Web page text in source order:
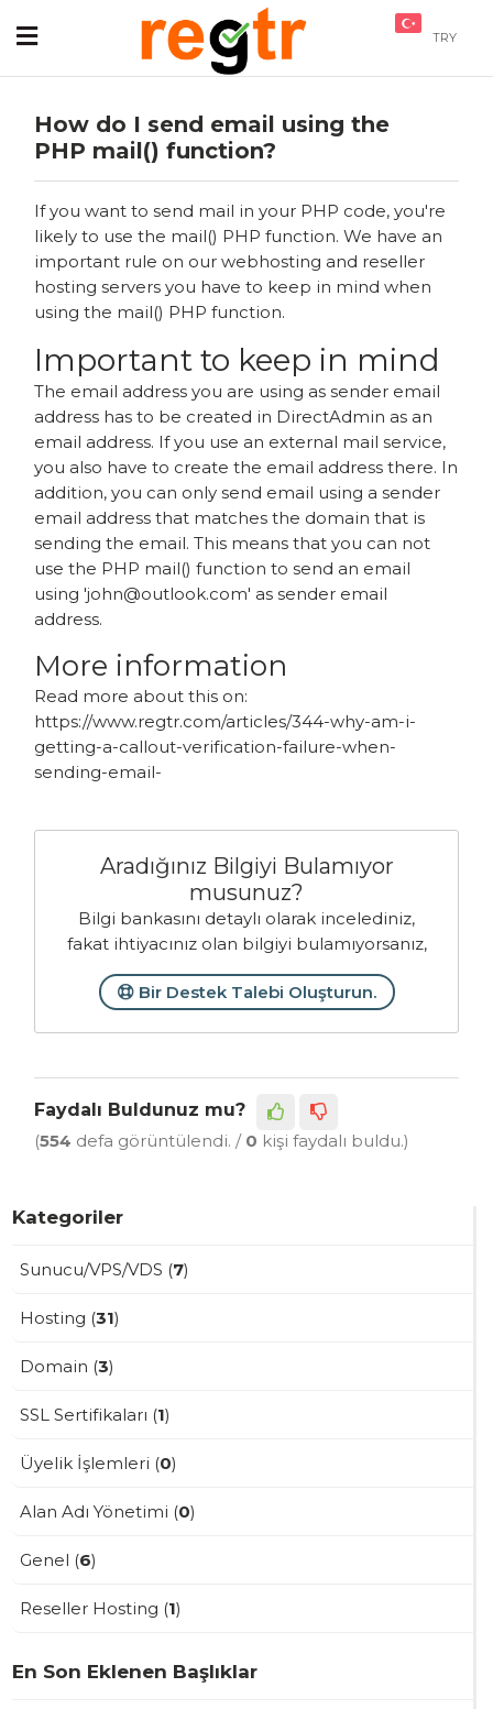
TRY
How do I send email using the
PHP mail() function?
If you want to send mail in your PHP code, you're
likely to use the mail() PHP function. We have an
important rule on our webhosting and reseller
hosting servers you have to keep in mind when
using the mail() PHP function.
Important to keep in mind
The email address you are using as sender email
address has to be created in DirectAdmin as an
email address. If you use an external mail service,
you also have to create the email address there. In
addition, you can only send email using a sender
email address that matches the domain that is
sending the email. This means that you can not
use the PHP mail() function to send an email
using 'john@outlook.com' as sender email
address.
More information
Read more about this on:
https://www.regtr.com/articles/344-why-am-i-
getting-a-callout-verification-failure-when-
sending-email-
Aradığınız Bilgiyi Bulamıyor
musunuz?
Bilgi bankasını detaylı olarak incelediniz,
fakat ihtiyacınız olan bilgiyi bulamıyorsanız,
Bir Destek Talebi Oluşturun.
Faydalı Buldunuz mu?
(554 defa görüntülendi. / 0 kişi faydalı buldu.)
Kategoriler
Sunucu/VPS/VDS (7)
Hosting (31)
Domain (3)
SSL Sertifikaları (1)
Üyelik İşlemleri (0)
Alan Adı Yönetimi (0)
Genel (6)
Reseller Hosting (1)
En Son Eklenen Başlıklar